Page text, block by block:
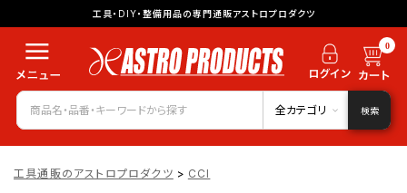
工具・DIY・整備用品の専門通販アストロプロダクツ
0
全カテゴリ 検索
工具通販のアストロプロダクツ > CCI